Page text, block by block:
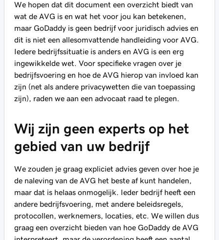
We hopen dat dit document een overzicht biedt van
wat de AVG is en wat het voor jou kan betekenen,
maar GoDaddy is geen bedrijf voor juridisch advies en
dit is niet een allesomvattende handleiding voor AVG.
Iedere bedrijfssituatie is anders en AVG is een erg
ingewikkelde wet. Voor specifieke vragen over je
bedrijfsvoering en hoe de AVG hierop van invloed kan
zijn (net als andere privacywetten die van toepassing
zijn), raden we aan een advocaat raad te plegen.
Wij zijn geen experts op het
gebied van uw bedrijf
We zouden je graag expliciet advies geven over hoe je
de naleving van de AVG het beste af kunt handelen,
maar dat is helaas onmogelijk. Ieder bedrijf heeft een
andere bedrijfsvoering, met andere beleidsregels,
protocollen, werknemers, locaties, etc. We willen dus
graag een overzicht bieden van hoe GoDaddy de AVG